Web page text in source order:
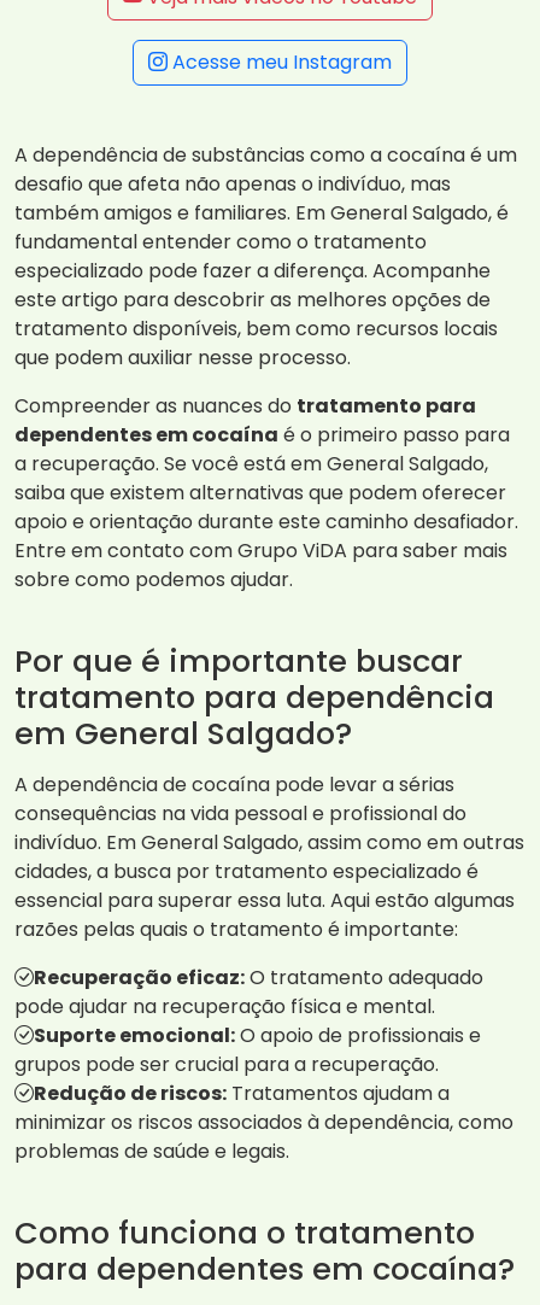
Acesse meu Instagram
A dependência de substâncias como a cocaína é um
desafio que afeta não apenas o indivíduo, mas
também amigos e familiares. Em General Salgado, é
fundamental entender como o tratamento
especializado pode fazer a diferença. Acompanhe
este artigo para descobrir as melhores opções de
tratamento disponíveis, bem como recursos locais
que podem auxiliar nesse processo.
Compreender as nuances do tratamento para
dependentes em cocaína é o primeiro passo para
a recuperação. Se você está em General Salgado,
saiba que existem alternativas que podem oferecer
apoio e orientação durante este caminho desafiador.
Entre em contato com Grupo ViDA para saber mais
sobre como podemos ajudar.
Por que é importante buscar
tratamento para dependência
em General Salgado?
A dependência de cocaína pode levar a sérias
consequências na vida pessoal e profissional do
indivíduo. Em General Salgado, assim como em outras
cidades, a busca por tratamento especializado é
essencial para superar essa luta. Aqui estão algumas
razões pelas quais o tratamento é importante:
Recuperação eficaz:O tratamento adequado
pode ajudar na recuperação física e mental.
Suporte emocional:O apoio de profissionais e
grupos pode ser crucial para a recuperação.
Redução de riscos: Tratamentos ajudam a
minimizar os riscos associados à dependência, como
problemas de saúde e legais.
Como funciona o tratamento
para dependentes em cocaína?